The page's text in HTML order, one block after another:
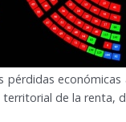
pérdidas económicas
de la renta,